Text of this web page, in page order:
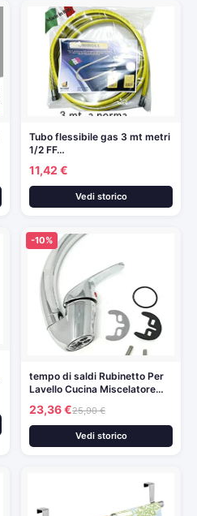
Tubo flessibile gas 3 mt metri
1/2 FF…
11,42 €
Vedi storico
-10%
tempo di saldi Rubinetto Per
Lavello Cucina Miscelatore…
23,36 €25,90 €
Vedi storico